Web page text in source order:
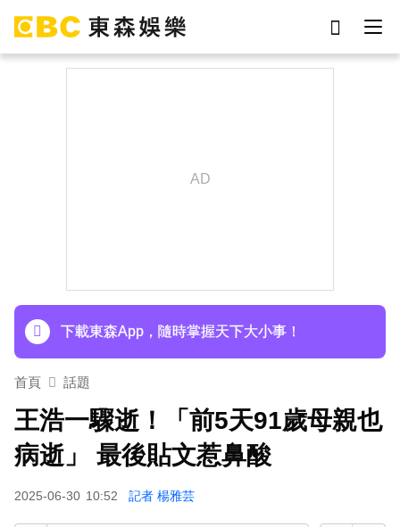
下載東森App，隨時掌握天下大小事！
首頁 話題
王浩一驟逝！「前5天91歲母親也
病逝」 最後貼文惹鼻酸
2025-06-30 10:52 記者 楊雅芸